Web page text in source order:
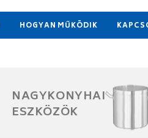
HOGYAN MŰKÖDIK
NAGYKONYHAI
ESZKÖZÖK